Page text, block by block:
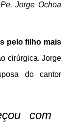
Jorge Ochoa
pelo filho mais
cirúrgica. Jorge
do cantor
com